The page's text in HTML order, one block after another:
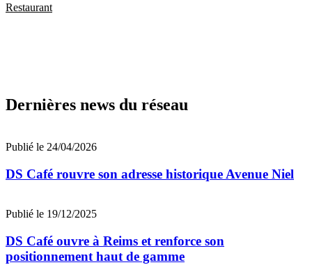
Restaurant
Dernières news du réseau
Publié le 24/04/2026
DS Café rouvre son adresse historique Avenue Niel
Publié le 19/12/2025
DS Café ouvre à Reims et renforce son
positionnement haut de gamme